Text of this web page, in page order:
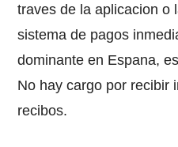
traves de la aplicacion o
sistema de pagos
dominante en Espana,
No hay cargo por recibir
recibos.